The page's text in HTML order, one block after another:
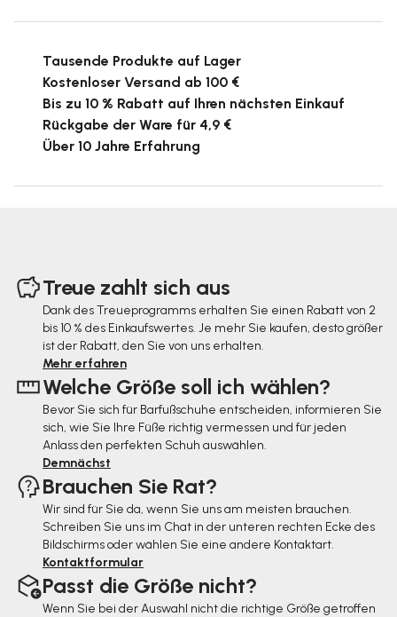
Tausende Produkte auf Lager
Kostenloser Versand ab 100 €
Bis zu 10 % Rabatt auf Ihren nächsten Einkauf
Rückgabe der Ware für 4,9 €
Über 10 Jahre Erfahrung
Treue zahlt sich aus
Dank des Treueprogramms erhalten Sie einen Rabatt von 2
bis 10 % des Einkaufswertes. Je mehr Sie kaufen, desto größer
ist der Rabatt, den Sie von uns erhalten.
Mehr erfahren
Welche Größe soll ich wählen?
Bevor Sie sich für Barfußschuhe entscheiden, informieren Sie
sich, wie Sie Ihre Füße richtig vermessen und für jeden
Anlass den perfekten Schuh auswählen.
Demnächst
Brauchen Sie Rat?
Wir sind für Sie da, wenn Sie uns am meisten brauchen.
Schreiben Sie uns im Chat in der unteren rechten Ecke des
Bildschirms oder wählen Sie eine andere Kontaktart.
Kontaktformular
Passt die Größe nicht?
Wenn Sie bei der Auswahl nicht die richtige Größe getroffen